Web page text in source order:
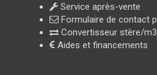
Service après-vente
Formulaire de contact
Convertisseur stère/m3
Aides et financements